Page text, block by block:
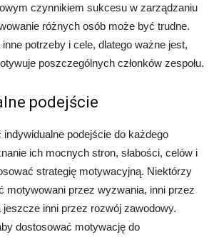
czynnikiem sukcesu w zarządzaniu
różnych osób może być trudne.
potrzeby i cele, dlatego ważne jest,
poszczególnych członków zespołu.
podejście
podejście do każdego
ich mocnych stron, słabości, celów i
strategię motywacyjną. Niektórzy
motywowani przez wyzwania, inni przez
jeszcze inni przez rozwój zawodowy.
dostosować motywację do